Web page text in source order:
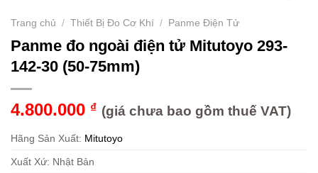
Trang chủ / Thiết Bị Đo Cơ Khí / Panme Điện Tử
Panme đo ngoài điện tử Mitutoyo 293-
142-30 (50-75mm)
4.800.000 ₫ (giá chưa bao gồm thuế VAT)
Hãng Sản Xuất: Mitutoyo
Xuất Xứ: Nhật Bản